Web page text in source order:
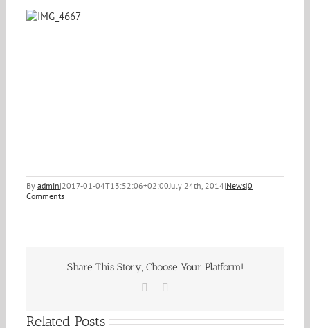
By admin|2017-01-04T13:52:06+02:00July 24th, 2014|News|0
Comments
Share This Story, Choose Your Platform!
Facebook
Related Posts